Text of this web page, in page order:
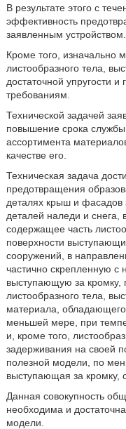
В результате этого с
эффективность
заявленным устройством.
Кроме того, изначально
листообразного тела,
достаточной упругости и
требованиям.
Технической задачей
повышение срока
ассортимента
качестве его.
Техническая задача
предотвращения
деталях крыш и фасадов
деталей наледи и
содержащее часть
поверхности
сооружений, в
частично скрепленную с
выступающую за кромку,
листообразного тела,
материала, обладающего
меньшей мере, при
и, кроме того,
задерживания на своей
полезной модели, по
выступающая за кромку,
Данная совокупность
необходима и
модели.